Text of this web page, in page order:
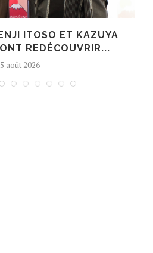
ITOSO ET KAZUYA
REDÉCOUVRIR...
5 août 2026